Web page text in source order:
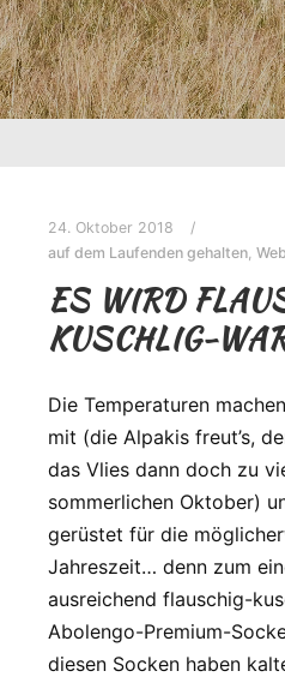
24. Oktober 2018
auf dem Laufenden gehalten,
ES WIRD
KUSCHLIG-
Die Temperaturen
mit (die Alpakis freut’s,
das Vlies dann doch zu
sommerlichen Oktober)
gerüstet für die
Jahreszeit… denn zum
ausreichend flauschig-
Abolengo-Premium-
diesen Socken haben